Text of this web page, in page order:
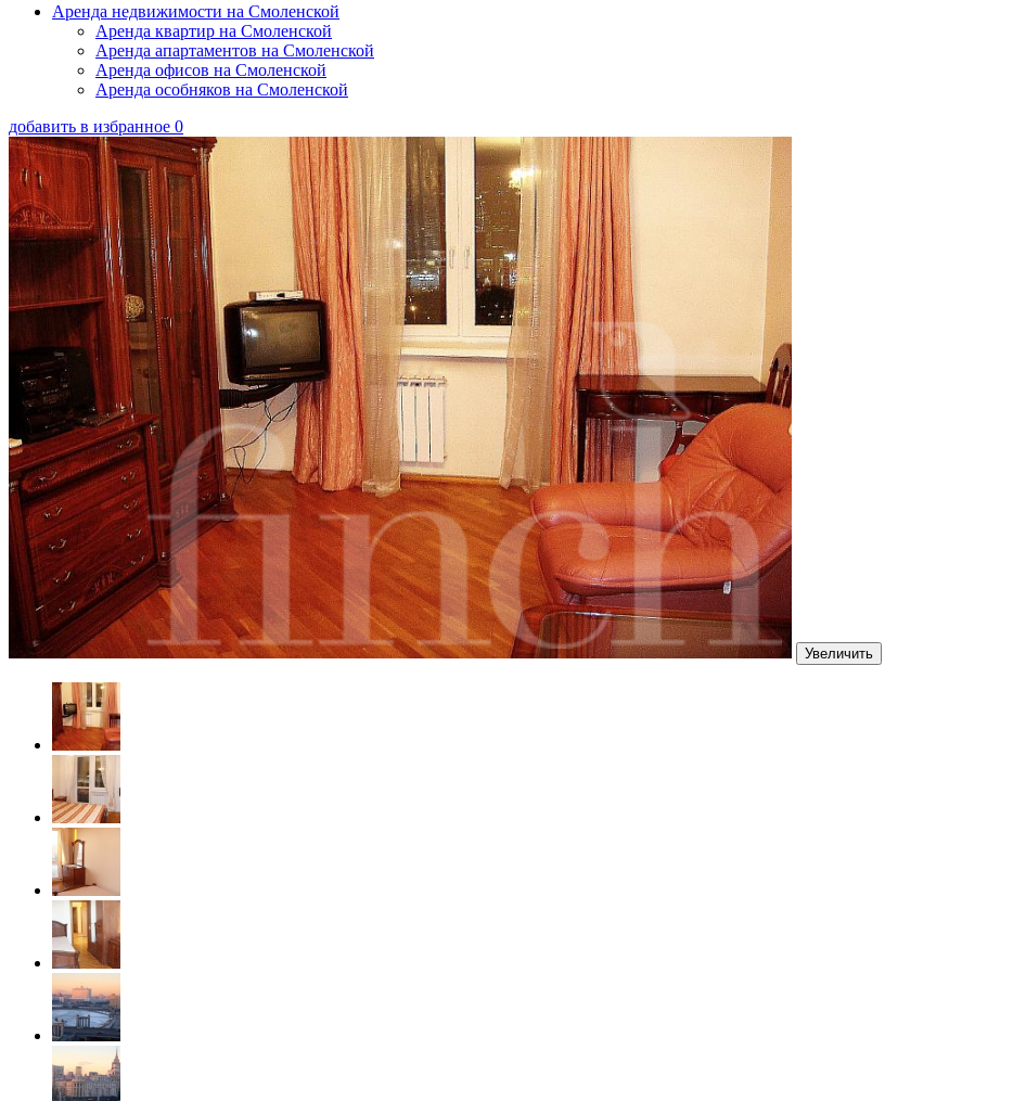
Аренда недвижимости на Смоленской
Аренда квартир на Смоленской
Аренда апартаментов на Смоленской
Аренда офисов на Смоленской
Аренда особняков на Смоленской
добавить в избранное 0
Увеличить